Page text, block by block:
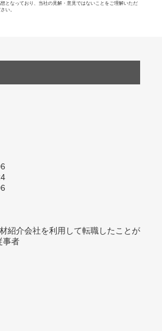
となっており、当社の見解・意見ではないことをご理解いただ
い。
紹介会社を利用して転職したことが
事者